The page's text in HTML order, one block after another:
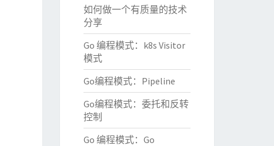
如何做一个有质量的技术
分享
Go 编程模式：k8s Visitor
模式
Go编程模式：Pipeline
Go编程模式：委托和反转
控制
Go 编程模式：Go